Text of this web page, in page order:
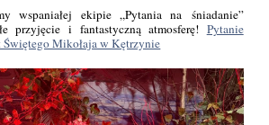
wspaniałej ekipie „Pytania na śniadanie”
przyjęcie i fantastyczną atmosferę! Pytanie
Mikołaja w Kętrzynie